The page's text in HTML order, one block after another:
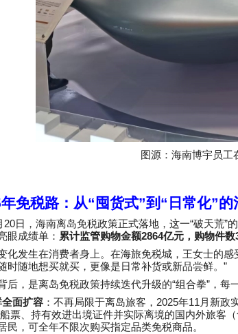
图源：海南博宇员工
年免税路：从“ 囤货式”到 “ 日常化”的
20日，海南离岛免税政策正式落地，这一“破天荒”
眼成绩单： 累计监管购物金额2864亿元，购物件数
化发生在消费者身上。在海旅免税城，王女士的感
时随地想买就买，更像是日常补货或新品尝鲜。 ”
后，是离岛免税政策持续迭代升级的“组合拳” ，每
面扩容 ：不再局限于离岛旅客， 2025年11 月新政
船票、持有效进出境证件并实际离境的国内外旅客
民，可全年不限次购买指定品类免税商品。